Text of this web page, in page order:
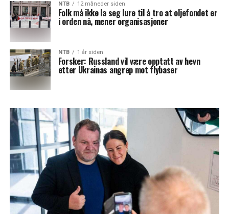
NTB 12 måneder siden
Folk må ikke la seg lure til å tro at oljefondet er
i orden nå, mener organisasjoner
NTB 1 år siden
Forsker: Russland vil være opptatt av hevn
etter Ukrainas angrep mot flybaser